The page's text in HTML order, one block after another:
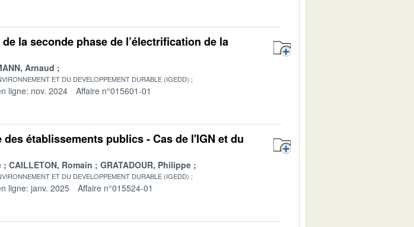
la seconde phase de l’électrification de la
Arnaud
ET DU DEVELOPPEMENT DURABLE (IGEDD)
ligne: nov. 2024 Affaire n°015601-01
établissements publics - Cas de l'IGN et du
CAILLETON, Romain GRATADOUR, Philippe
ET DU DEVELOPPEMENT DURABLE (IGEDD)
ligne: janv. 2025 Affaire n°015524-01